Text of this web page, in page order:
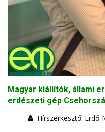
Magyar kiállítók, állami
erdészeti gép
Hírszerkesztő: Erdő-